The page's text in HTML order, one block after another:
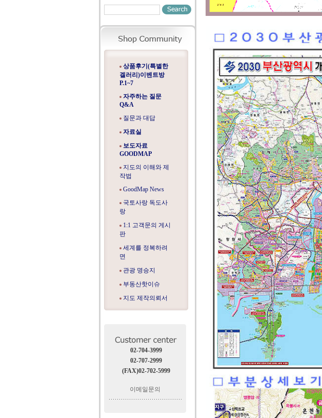
상품후기(특별한
겔러리)이벤트방
P.1~7
자주하는 질문
Q&A
질문과 대답
자료실
보도자료
GOODMAP
지도의 이해와 제
작법
GoodMap News
국토사랑 독도사
랑
1:1 고객문의 게시
판
세계를 정복하려
면
관광 명승지
부동산핫이슈
지도 제작의뢰서
02-704-3999
02-707-2999
(FAX)02-702-5999
이메일문의